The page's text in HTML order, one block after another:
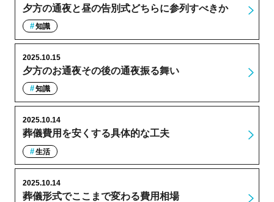
夕方の通夜と昼の告別式どちらに参列すべきか
知識
夕方のお通夜その後の通夜振る舞い
2025.10.15
知識
葬儀費用を安くする具体的な工夫
2025.10.14
生活
葬儀形式でここまで変わる費用相場
2025.10.14